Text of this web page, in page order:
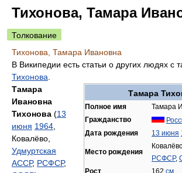
Тихонова, Тамара
Толкование
Тихонова, Тамара Ивановна
В Википедии есть статьи о других людях с
Тихонова
Тамара
Полное имя
Тамара
Гражданство
Дата рождения
13 июня
Место рождения
РСФСР,
Рост
162 см
Тамара
Ивановна
Тихонова (13
июня 1964
Ковалёво,
Удмуртская
АССР, РСФСР,